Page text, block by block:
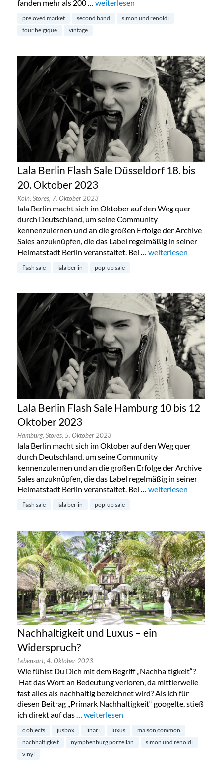
fanden mehr als 200 … „Preloved Market by Simon &
weiterlesen
preloved market second hand
simon und renoldi
tour belgique
vintage
Lala Berlin Flash Sale Düsseldorf 18. bis
20. Oktober 2023
Köln, Stores, 7. Oktober 2023
lala Berlin macht sich im Oktober auf den Weg quer
durch Deutschland, um seine Community
kennenzulernen und an die großen Erfolge der Archive
Sales anzuknüpfen, die das Label regelmäßig in seiner
Heimatstadt Berlin veranstaltet. Bei … „Lala Berlin Flash
weiterlesen
flash sale lala berlin pop-up sale
Lala Berlin Flash Sale Hamburg 10 bis 12
Oktober 2023
Hamburg, Stores, 5. Oktober 2023
lala Berlin macht sich im Oktober auf den Weg quer
durch Deutschland, um seine Community
kennenzulernen und an die großen Erfolge der Archive
Sales anzuknüpfen, die das Label regelmäßig in seiner
Heimatstadt Berlin veranstaltet. Bei … „Lala Berlin Flash
weiterlesen
flash sale lala berlin pop-up sale
Nachhaltigkeit und Luxus – ein
Widerspruch?
Lebensart, 4. Oktober 2023
Wie fühlst Du Dich mit dem Begriff „Nachhaltigkeit“?
Hat das Wort an Bedeutung verloren, da mittlerweile
fast alles als nachhaltig bezeichnet wird? Als ich für
diesen Beitrag „Primark Nachhaltigkeit“ googelte, stieß
ich direkt auf das … „Nachhaltigkeit und Luxus – ein
weiterlesen
c objects jusbox linari luxus
maison common
nachhaltigkeit
nymphenburg porzellan
simon und renoldi
vinyl